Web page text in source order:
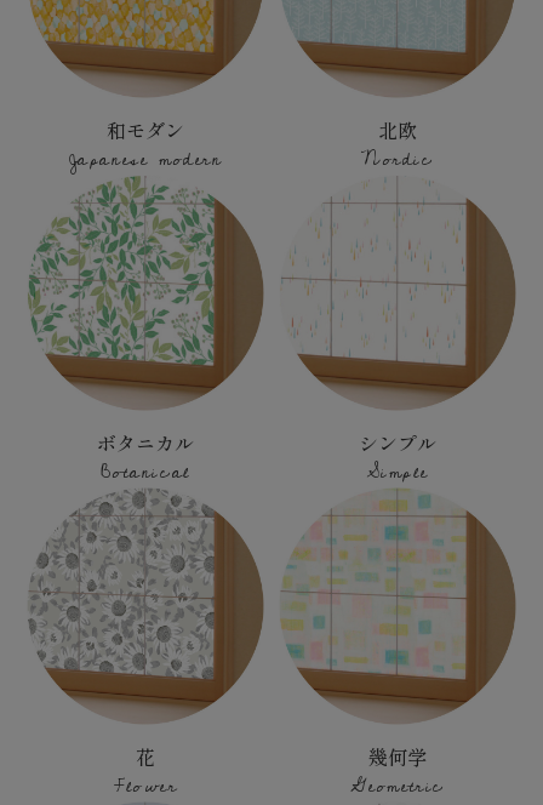
和モダン
Japanese modern
北欧
Nordic
ボタニカル
Botanical
シンプル
Simple
花
Flower
幾何学
Geometric